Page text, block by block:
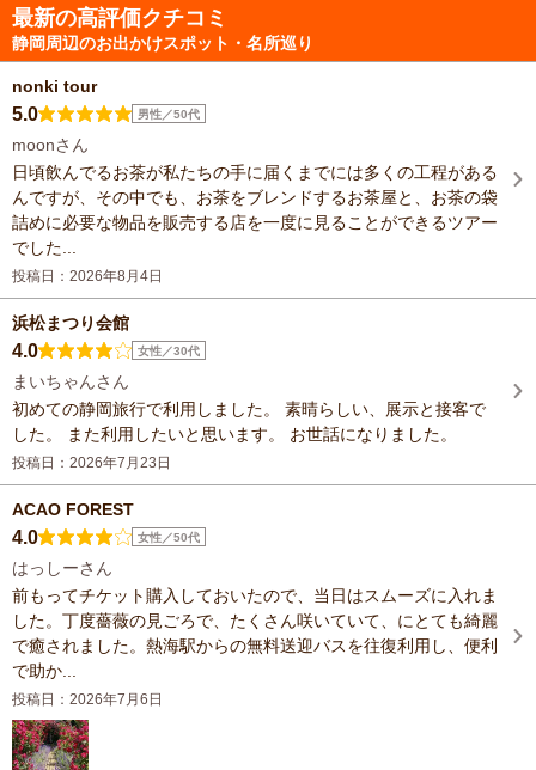
最新の高評価クチコミ
静岡周辺のお出かけスポット・名所巡り
nonki tour
5.0 男性／50代
moonさん
日頃飲んでるお茶が私たちの手に届くまでには多くの工程がある
んですが、その中でも、お茶をブレンドするお茶屋と、お茶の袋
詰めに必要な物品を販売する店を一度に見ることができるツアー
でした...
投稿日：2026年8月4日
浜松まつり会館
4.0 女性／30代
まいちゃんさん
初めての静岡旅行で利用しました。 素晴らしい、展示と接客で
した。 また利用したいと思います。 お世話になりました。
投稿日：2026年7月23日
ACAO FOREST
4.0 女性／50代
はっしーさん
前もってチケット購入しておいたので、当日はスムーズに入れま
した。丁度薔薇の見ごろで、たくさん咲いていて、にとても綺麗
で癒されました。熱海駅からの無料送迎バスを往復利用し、便利
で助か...
投稿日：2026年7月6日